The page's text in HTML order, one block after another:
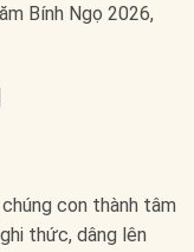
Bính Ngọ 2026,
con thành tâm
thức, dâng lên